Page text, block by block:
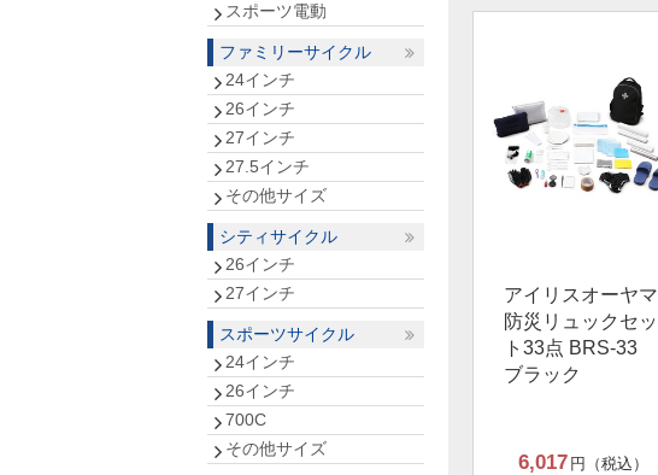
スポーツ電動
ファミリーサイクル
24インチ
26インチ
27インチ
27.5インチ
その他サイズ
シティサイクル
26インチ
27インチ
スポーツサイクル
24インチ
26インチ
700C
その他サイズ
アイリスオーヤマ
防災リュックセッ
ト33点 BRS-33
ブラック
6,017 円（税込）